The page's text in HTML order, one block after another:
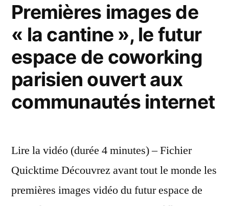
Premières images de
« la cantine », le futur
espace de coworking
parisien ouvert aux
communautés internet
Lire la vidéo (durée 4 minutes) – Fichier
Quicktime Découvrez avant tout le monde les
premières images vidéo du futur espace de